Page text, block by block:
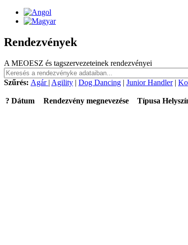
Rendezvények
A MEOESZ és tagszervezeteinek rendezvényei
Szűrés: Agár | Agility | Dog Dancing | Junior Handler|
? Dátum Rendezvény megnevezése Típusa